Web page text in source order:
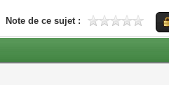
Note de ce sujet :